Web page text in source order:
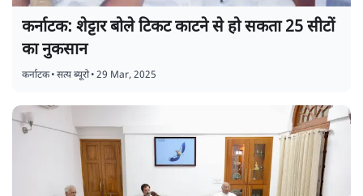
कर्नाटक: शेट्टार बोले टिकट काटने से हो सकता 25 सीटों
का नुकसान
कर्नाटक•सत्य ब्यूरो•29 Mar, 2025